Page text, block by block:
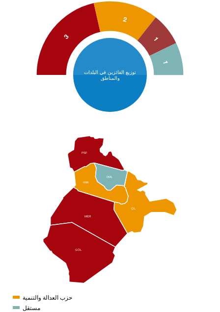
3
2
1
1
توزيع الفائزين في البلدات
والمناطق
MER
ÇIL
GÖL
HNK
PSF
DML
حزب العدالة والتنمية
مستقل